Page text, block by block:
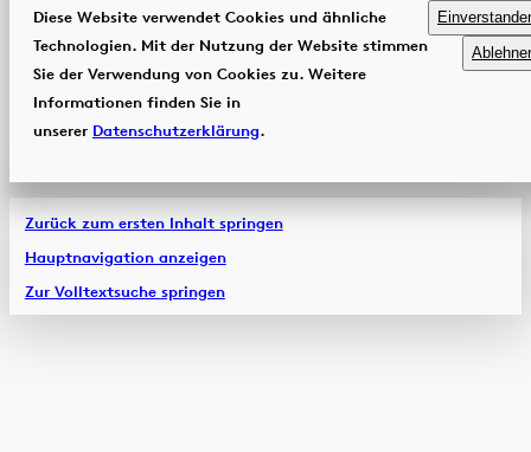
Diese Website verwendet Cookies und ähnliche
Technologien. Mit der Nutzung der Website stimmen
Sie der Verwendung von Cookies zu. Weitere
Informationen finden Sie in
unserer Datenschutzerklärung.
Zurück zum ersten Inhalt springen
Hauptnavigation anzeigen
Zur Volltextsuche springen